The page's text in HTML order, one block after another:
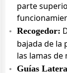
parte
Recogedor:
bajada de la
las lamas
Guías